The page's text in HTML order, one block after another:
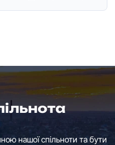
нашої спільноти та бути